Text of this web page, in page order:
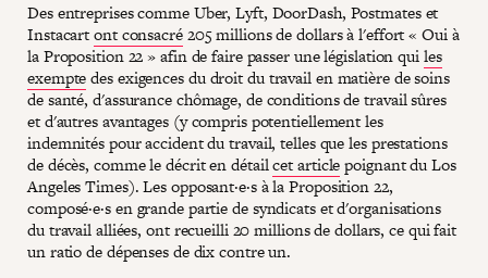
Des entreprises comme Uber, Lyft, DoorDash, Postmates et
Instacartont consacré205 millions de dollars à l'effort « Oui à
la Proposition 22 » afin de faire passer une législation quiles
exemptedes exigences du droit du travail en matière de soins
de santé, d'assurance chômage, de conditions de travail sûres
et d'autres avantages (y compris potentiellement les
indemnités pour accident du travail, telles que les prestations
de décès, comme le décrit en détailcet articlepoignant du Los
Angeles Times). Les opposant·e·s à la Proposition 22,
composé·e·s en grande partie de syndicats et d'organisations
du travail alliées, ont recueilli 20 millions de dollars, ce qui fait
un ratio de dépenses de dix contre un.